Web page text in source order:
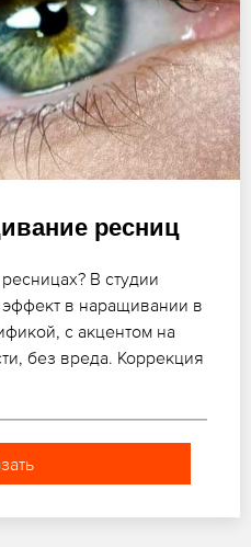
ресниц
В студии
в наращивании в
с акцентом на
без вреда. Коррекция